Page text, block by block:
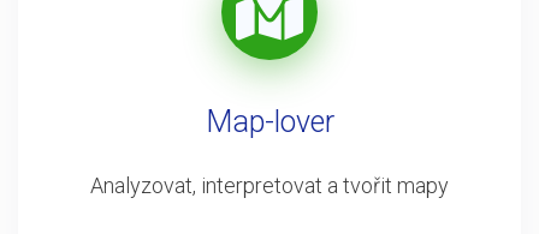
Map-lover
Analyzovat, interpretovat a tvořit mapy